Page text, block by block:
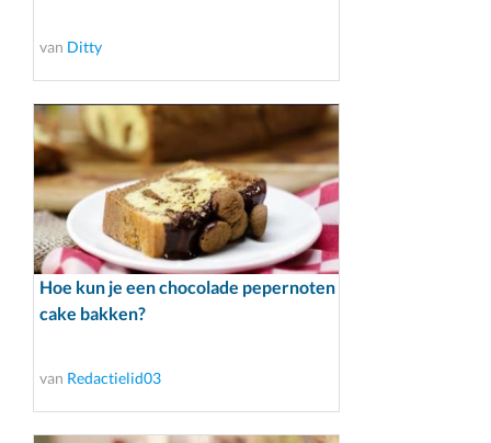
van Ditty
Hoe kun je een chocolade pepernoten
cake bakken?
van Redactielid03